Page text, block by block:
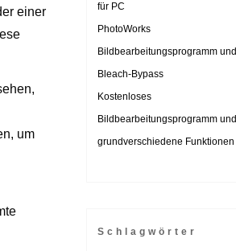
einer
um
für PC
PhotoWorks
Bildbearbeitungsprogramm und
Bleach-Bypass
Kostenloses
Bildbearbeitungsprogramm und
grundverschiedene Funktionen
Schlagwörter